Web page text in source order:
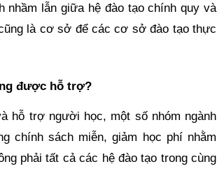
nhầm lẫn giữa hệ đào tạo chính quy và
là cơ sở để các cơ sở đào tạo thực
được hỗ trợ?
hỗ trợ người học, một số nhóm ngành
chính sách miễn, giảm học phí nhằm
phải tất cả các hệ đào tạo trong cùng